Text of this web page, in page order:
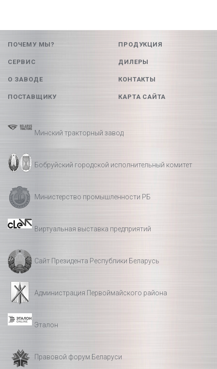
ПОЧЕМУ МЫ? ПРОДУКЦИЯ
СЕРВИС ДИЛЕРЫ
О ЗАВОДЕ КОНТАКТЫ
ПОСТАВЩИКУ КАРТА САЙТА
Минский тракторный завод
Бобруйский городской исполнительный комитет
Министерство промышленности РБ
Виртуальная выставка предприятий
Сайт Президента Республики Беларусь
Администрация Первоймайского района
Эталон
Правовой форум Беларуси